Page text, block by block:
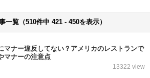
一覧（510件中 421 - 450を表示）
マナー違反してない？アメリカのレストランで
マナーの注意点
13322 view